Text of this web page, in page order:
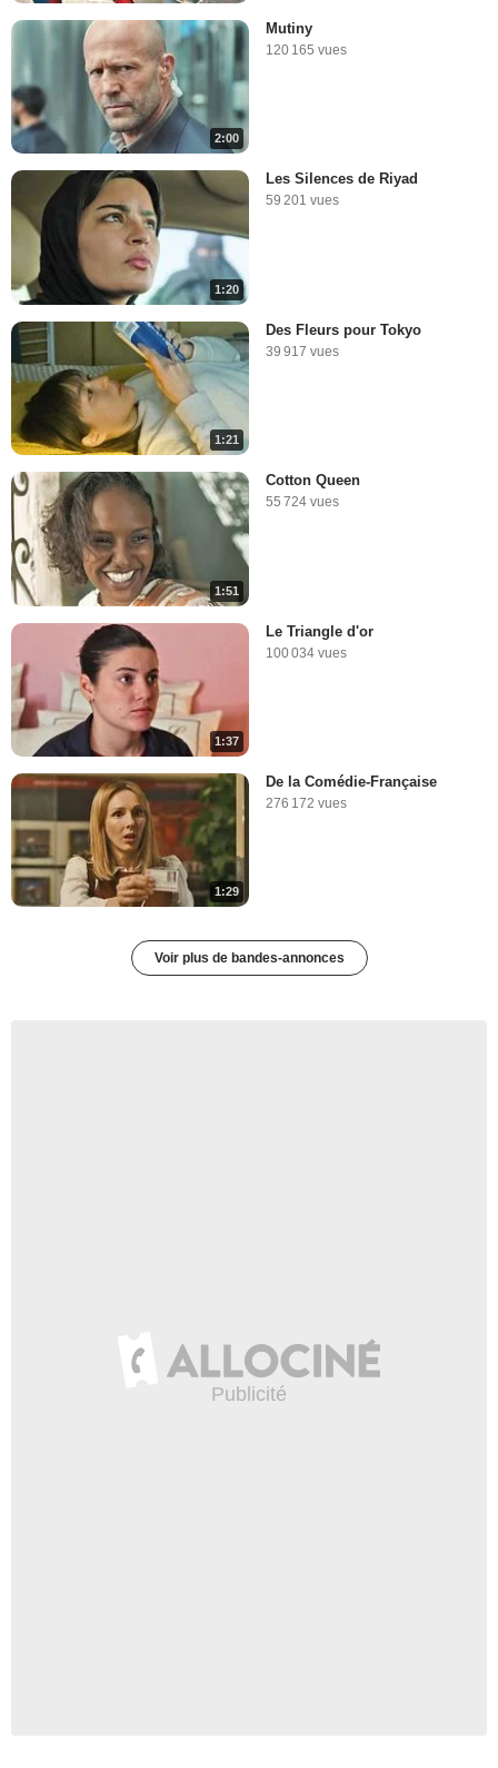
2:00
Mutiny
120 165 vues
1:20
Les Silences de Riyad
59 201 vues
1:21
Des Fleurs pour Tokyo
39 917 vues
1:51
Cotton Queen
55 724 vues
1:37
Le Triangle d'or
100 034 vues
1:29
De la Comédie-Française
276 172 vues
Voir plus de bandes-annonces